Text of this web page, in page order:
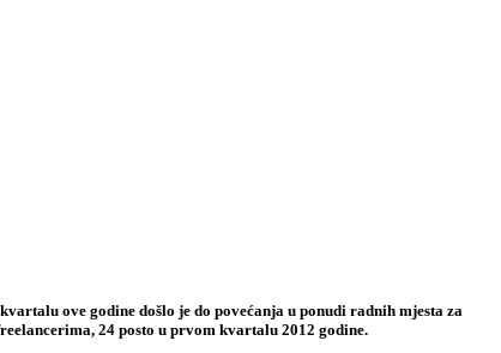
ove godine došlo je do povećanja u ponudi radnih mjesta za
24 posto u prvom kvartalu 2012 godine.